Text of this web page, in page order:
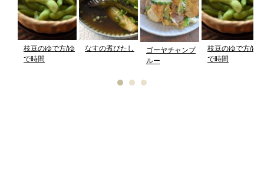
枝豆のゆで方/ゆ
で時間
なすの煮びたし
ゴーヤチャンプ
ルー
枝豆のゆで方/ゆ
で時間